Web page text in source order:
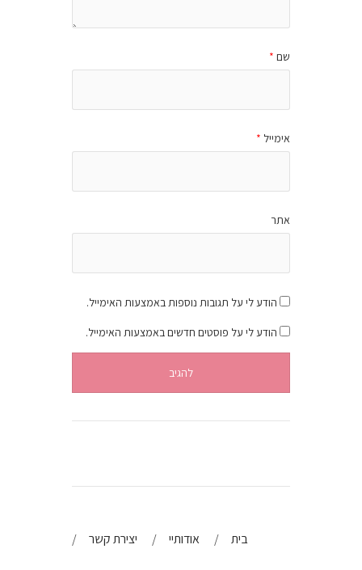
שם *
אימייל *
אתר
הודע לי על תגובות נוספות באמצעות האימייל.
הודע לי על פוסטים חדשים באמצעות האימייל.
בית אודותיי יצירת קשר